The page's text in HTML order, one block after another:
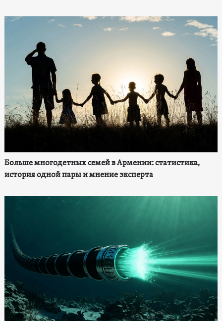
Больше многодетных семей в Армении: статистика,
история одной пары и мнение эксперта